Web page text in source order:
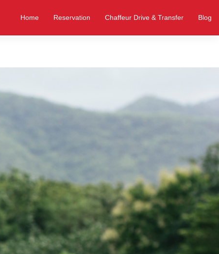
Home Reservation Chaffeur Drive & Transfer Blog